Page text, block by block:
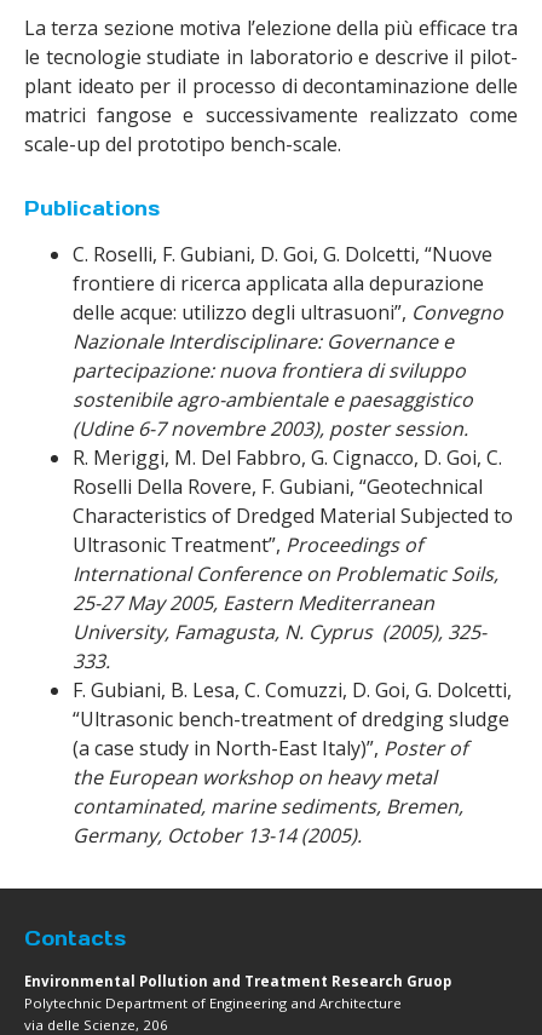
La terza sezione motiva l’elezione della più efficace tra
le tecnologie studiate in laboratorio e descrive il pilot-
plant ideato per il processo di decontaminazione delle
matrici fangose e successivamente realizzato come
scale-up del prototipo bench-scale.
Publications
C. Roselli, F. Gubiani, D. Goi, G. Dolcetti, “Nuove
frontiere di ricerca applicata alla depurazione
delle acque: utilizzo degli ultrasuoni”, Convegno
Nazionale Interdisciplinare: Governance e
partecipazione: nuova frontiera di sviluppo
sostenibile agro-ambientale e paesaggistico
(Udine 6-7 novembre 2003), poster session.
R. Meriggi, M. Del Fabbro, G. Cignacco, D. Goi, C.
Roselli Della Rovere, F. Gubiani, “Geotechnical
Characteristics of Dredged Material Subjected to
Ultrasonic Treatment”, Proceedings of
International Conference on Problematic Soils,
25-27 May 2005, Eastern Mediterranean
University, Famagusta, N. Cyprus (2005), 325-
333.
F. Gubiani, B. Lesa, C. Comuzzi, D. Goi, G. Dolcetti,
“Ultrasonic bench-treatment of dredging sludge
(a case study in North-East Italy)”, Poster of
theEuropean workshop on heavy metal
contaminated, marine sediments, Bremen,
Germany, October 13-14 (2005).
Contacts
Environmental Pollution and Treatment Research Gruop
Polytechnic Department of Engineering and Architecture
via delle Scienze, 206